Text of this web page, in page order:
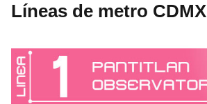
Líneas de metro CDMX